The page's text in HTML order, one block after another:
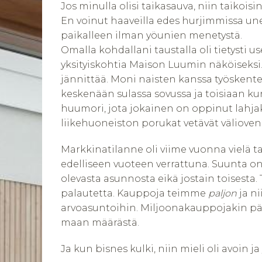
Jos minulla olisi taikasauva, niin
En voinut haaveilla edes hurjimmissa
paikalleen ilman yöunien menetystä.
Omalla kohdallani taustalla oli tietysti
yksityiskohtia Maison Luumin
jännittää. Moni naisten kanssa
keskenään sulassa sovussa ja toisiaan
huumori, jota jokainen on oppinut
liikehuoneiston porukat vetävät
Markkinatilanne oli viime vuonna vielä
edelliseen vuoteen verrattuna. Suunta
olevasta asunnosta eikä jostain
palautetta. Kauppoja teimme paljon ja
arvoasuntoihin. Miljoonakauppojakin
maan määrästä.
Ja kun bisnes kulki, niin mieli oli avoin